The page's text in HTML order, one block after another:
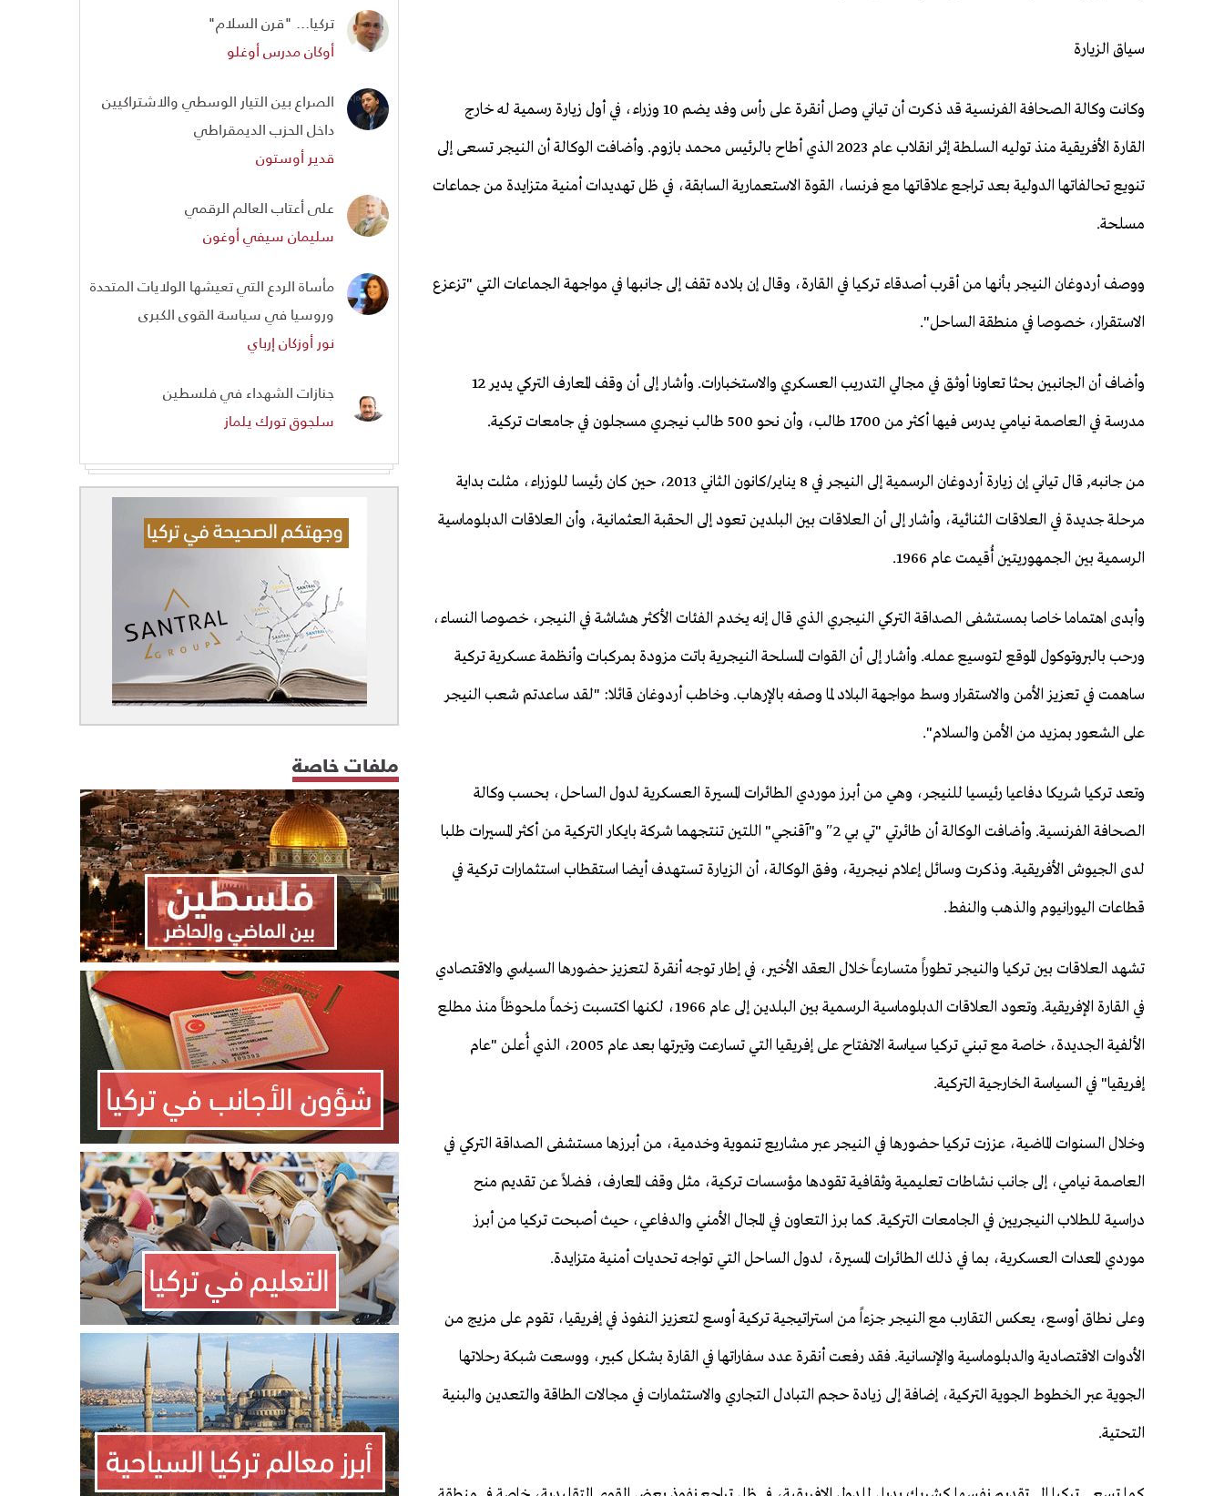
سياق الزيارة
وكانت وكالة الصحافة الفرنسية قد ذكرت أن تياني وصل أنقرة على رأس وفد يضم 10 وزراء، في أول زيارة رسمية له خارج
القارة الأفريقية منذ توليه السلطة إثر انقلاب عام 2023 الذي أطاح بالرئيس محمد بازوم. وأضافت الوكالة أن النيجر تسعى إلى
تنويع تحالفاتها الدولية بعد تراجع علاقاتها مع فرنسا، القوة الاستعمارية السابقة، في ظل تهديدات أمنية متزايدة من جماعات
مسلحة.
ووصف أردوغان النيجر بأنها من أقرب أصدقاء تركيا في القارة، وقال إن بلاده تقف إلى جانبها في مواجهة الجماعات التي "تزعزع
الاستقرار، خصوصا في منطقة الساحل".
وأضاف أن الجانبين بحثا تعاونا أوثق في مجالي التدريب العسكري والاستخبارات. وأشار إلى أن وقف المعارف التركي يدير 12
مدرسة في العاصمة نيامي يدرس فيها أكثر من 1700 طالب، وأن نحو 500 طالب نيجري مسجلون في جامعات تركية.
من جانبه, قال تياني إن زيارة أردوغان الرسمية إلى النيجر في 8 يناير/كانون الثاني 2013، حين كان رئيسا للوزراء، مثلت بداية
مرحلة جديدة في العلاقات الثنائية، وأشار إلى أن العلاقات بين البلدين تعود إلى الحقبة العثمانية، وأن العلاقات الدبلوماسية
الرسمية بين الجمهوريتين أُقيمت عام 1966.
وأبدى اهتماما خاصا بمستشفى الصداقة التركي النيجري الذي قال إنه يخدم الفئات الأكثر هشاشة في النيجر، خصوصا النساء،
ورحب بالبروتوكول الموقع لتوسيع عمله. وأشار إلى أن القوات المسلحة النيجرية باتت مزودة بمركبات وأنظمة عسكرية تركية
ساهمت في تعزيز الأمن والاستقرار وسط مواجهة البلاد لما وصفه بالإرهاب. وخاطب أردوغان قائلا: "لقد ساعدتم شعب النيجر
على الشعور بمزيد من الأمن والسلام".
وتعد تركيا شريكا دفاعيا رئيسيا للنيجر، وهي من أبرز موردي الطائرات المسيرة العسكرية لدول الساحل، بحسب وكالة
الصحافة الفرنسية. وأضافت الوكالة أن طائرتي "تي بي 2″ و"آقنجي" اللتين تنتجهما شركة بايكار التركية من أكثر المسيرات طلبا
لدى الجيوش الأفريقية. وذكرت وسائل إعلام نيجرية، وفق الوكالة، أن الزيارة تستهدف أيضا استقطاب استثمارات تركية في
قطاعات اليورانيوم والذهب والنفط.
تشهد العلاقات بين تركيا والنيجر تطوراً متسارعاً خلال العقد الأخير، في إطار توجه أنقرة لتعزيز حضورها السياسي والاقتصادي
في القارة الإفريقية. وتعود العلاقات الدبلوماسية الرسمية بين البلدين إلى عام 1966، لكنها اكتسبت زخماً ملحوظاً منذ مطلع
الألفية الجديدة، خاصة مع تبني تركيا سياسة الانفتاح على إفريقيا التي تسارعت وتيرتها بعد عام 2005، الذي أُعلن "عام
إفريقيا" في السياسة الخارجية التركية.
وخلال السنوات الماضية، عززت تركيا حضورها في النيجر عبر مشاريع تنموية وخدمية، من أبرزها مستشفى الصداقة التركي في
العاصمة نيامي، إلى جانب نشاطات تعليمية وثقافية تقودها مؤسسات تركية، مثل وقف المعارف، فضلاً عن تقديم منح
دراسية للطلاب النيجريين في الجامعات التركية. كما برز التعاون في المجال الأمني والدفاعي، حيث أصبحت تركيا من أبرز
موردي المعدات العسكرية، بما في ذلك الطائرات المسيرة، لدول الساحل التي تواجه تحديات أمنية متزايدة.
وعلى نطاق أوسع، يعكس التقارب مع النيجر جزءاً من استراتيجية تركية أوسع لتعزيز النفوذ في إفريقيا، تقوم على مزيج من
الأدوات الاقتصادية والدبلوماسية والإنسانية. فقد رفعت أنقرة عدد سفاراتها في القارة بشكل كبير، ووسعت شبكة رحلاتها
الجوية عبر الخطوط الجوية التركية، إضافة إلى زيادة حجم التبادل التجاري والاستثمارات في مجالات الطاقة والتعدين والبنية
التحتية.
تركيا... "قرن السلام"
أوكان مدرس أوغلو
الصراع بين التيار الوسطي والاشتراكيين
داخل الحزب الديمقراطي
قدير أوستون
على أعتاب العالم الرقمي
سليمان سيفي أوغون
مأساة الردع التي تعيشها الولايات المتحدة
وروسيا في سياسة القوى الكبرى
نور أوزكان إرباي
جنازات الشهداء في فلسطين
سلجوق تورك يلماز
ملفات خاصة